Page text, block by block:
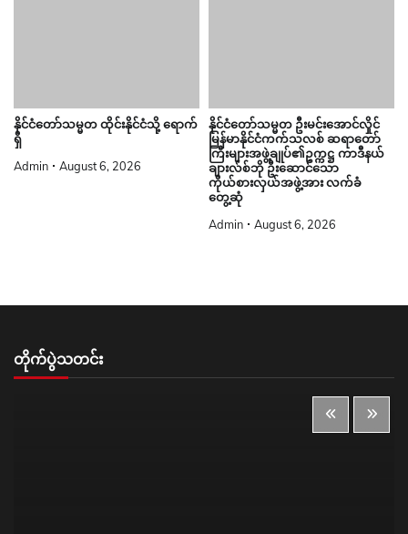
နိုင်ငံတော်သမ္မတ ထိုင်းနိုင်ငံသို့ ရောက်
ရှိ
Admin August 6, 2026
နိုင်ငံတော်သမ္မတ ဦးမင်းအောင်လှိုင်
မြန်မာနိုင်ငံကက်သလစ် ဆရာတော်
ကြီးများအဖွဲ့ချုပ်၏ဥက္ကဋ္ဌ ကာဒီနယ်
ချားလ်စ်ဘို ဦးဆောင်သော
ကိုယ်စားလှယ်အဖွဲ့အား လက်ခံ
တွေ့ဆုံ
Admin August 6, 2026
တိုက်ပွဲသတင်း